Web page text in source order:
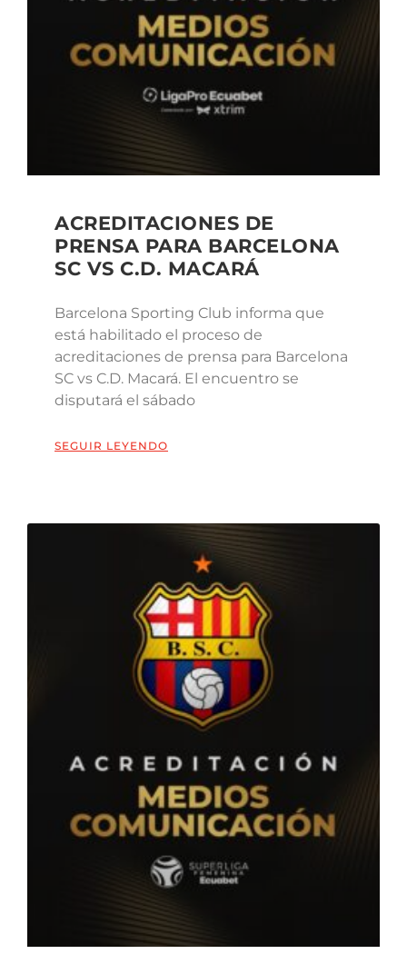
ACREDITACIONES DE
PRENSA PARA BARCELONA
SC VS C.D. MACARÁ
Barcelona Sporting Club informa que
está habilitado el proceso de
acreditaciones de prensa para Barcelona
SC vs C.D. Macará. El encuentro se
disputará el sábado
SEGUIR LEYENDO